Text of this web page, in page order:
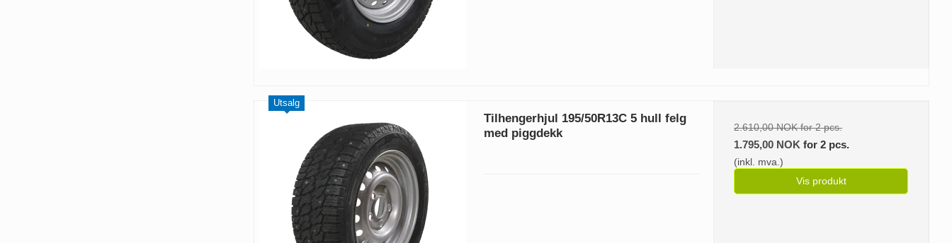
Utsalg
Tilhengerhjul 195/50R13C 5 hull felg
med piggdekk
2.610,00 NOK for 2 pcs.
1.795,00 NOK for 2 pcs.
(inkl. mva.)
Vis produkt